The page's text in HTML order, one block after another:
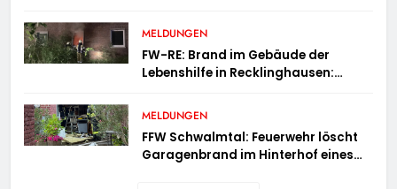
MELDUNGEN
FW-RE: Brand im Gebäude der
Lebenshilfe in Recklinghausen:
MELDUNGEN
FFW Schwalmtal: Feuerwehr löscht
Garagenbrand im Hinterhof eines